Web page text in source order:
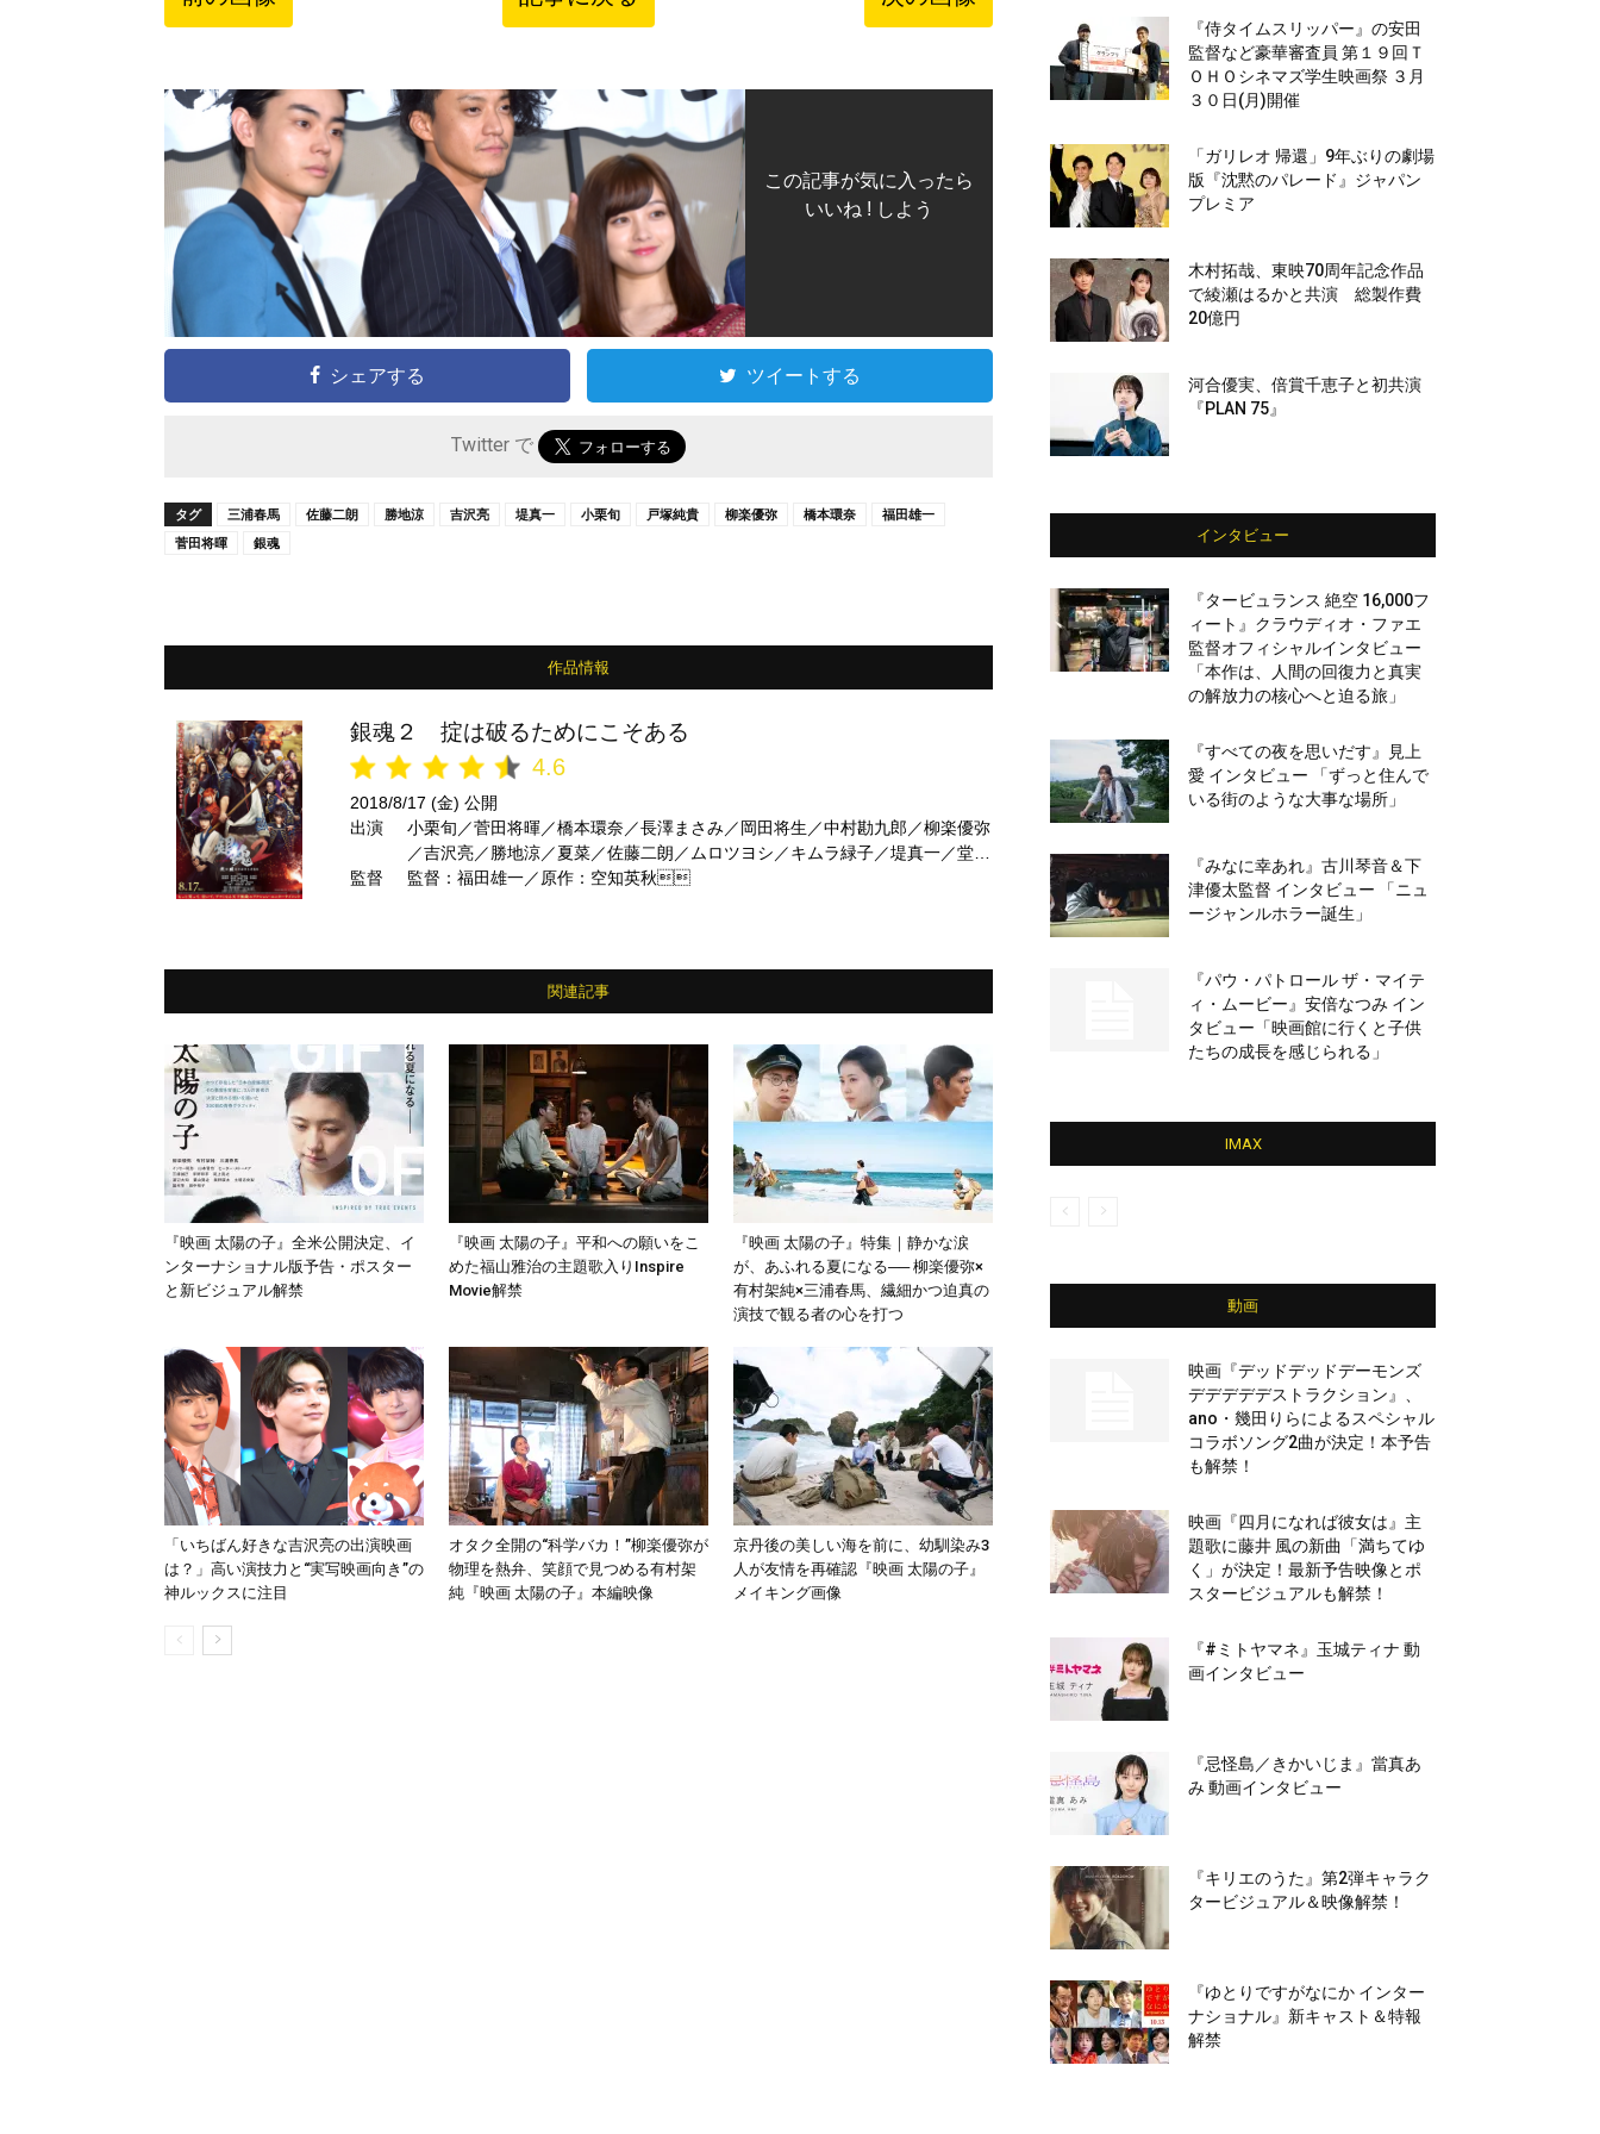
この記事が気に入ったら
いいね ! しよう
シェアする ツイートする
Twitter で
タグ 三浦春馬 佐藤二朗 勝地涼 吉沢亮 堤真一 小栗旬 戸塚純貴 柳楽優弥 橋本環奈
福田雄一
菅田将暉
銀魂
作品情報
銀魂２ 掟は破るためにこそある
4.6
2018/8/17 (金) 公開
出演
小栗旬／菅田将暉／橋本環奈／長澤まさみ／岡田将生／中村勘九郎／柳楽優弥
／吉沢亮／勝地涼／夏菜／佐藤二朗／ムロツヨシ／キムラ緑子／堤真一／堂本
剛 ほか
監督 監督：福田雄一／原作：空知英秋
関連記事
『映画 太陽の子』全米公開決定、イ
ンターナショナル版予告・ポスター
と新ビジュアル解禁
『映画 太陽の子』平和への願いをこ
めた福山雅治の主題歌入りInspire
Movie解禁
『映画 太陽の子』特集｜静かな涙
が、あふれる夏になる── 柳楽優弥×
有村架純×三浦春馬、繊細かつ迫真の
演技で観る者の心を打つ
「いちばん好きな吉沢亮の出演映画
は？」高い演技力と“実写映画向き”の
神ルックスに注目
オタク全開の“科学バカ！”柳楽優弥が
物理を熱弁、笑顔で見つめる有村架
純『映画 太陽の子』本編映像
京丹後の美しい海を前に、幼馴染み3
人が友情を再確認『映画 太陽の子』
メイキング画像
『侍タイムスリッパー』の安田
監督など豪華審査員 第１９回Ｔ
ＯＨＯシネマズ学生映画祭 ３月
３０日(月)開催
「ガリレオ 帰還」9年ぶりの劇場
版『沈黙のパレード』ジャパン
プレミア
木村拓哉、東映70周年記念作品
で綾瀬はるかと共演 総製作費
20億円
河合優実、倍賞千恵子と初共演
『PLAN 75』
インタビュー
『タービュランス 絶空 16,000フ
ィート』クラウディオ・ファエ
監督オフィシャルインタビュー
「本作は、人間の回復力と真実
の解放力の核心へと迫る旅」
『すべての夜を思いだす』見上
愛 インタビュー 「ずっと住んで
いる街のような大事な場所」
『みなに幸あれ』古川琴音＆下
津優太監督 インタビュー 「ニュ
ージャンルホラー誕生」
『パウ・パトロール ザ・マイテ
ィ・ムービー』安倍なつみ イン
タビュー「映画館に行くと子供
たちの成長を感じられる」
IMAX
動画
映画『デッドデッドデーモンズ
デデデデデストラクション』、
ano・幾田りらによるスペシャル
コラボソング2曲が決定！本予告
も解禁！
映画『四月になれば彼女は』主
題歌に藤井 風の新曲「満ちてゆ
く」が決定！最新予告映像とポ
スタービジュアルも解禁！
『#ミトヤマネ』玉城ティナ 動
画インタビュー
『忌怪島／きかいじま』當真あ
み 動画インタビュー
『キリエのうた』第2弾キャラク
タービジュアル＆映像解禁！
『ゆとりですがなにか インター
ナショナル』新キャスト＆特報
解禁